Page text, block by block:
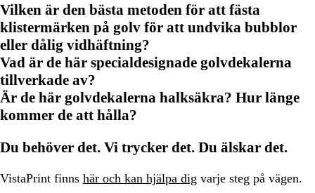
Vilken är den bästa metoden för att fästa
klistermärken på golv för att undvika bubblor
eller dålig vidhäftning?
Vad är de här specialdesignade golvdekalerna
tillverkade av?
Är de här golvdekalerna halksäkra? Hur länge
kommer de att hålla?
Du behöver det. Vi trycker det. Du älskar det.
VistaPrint finns här och kan hjälpa dig varje steg på vägen.